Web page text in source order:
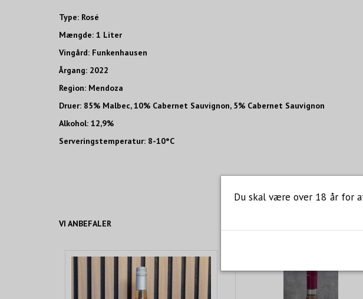
Type: Rosé
Mængde: 1 Liter
Vingård: Funkenhausen
Årgang: 2022
Region: Mendoza
Druer: 85% Malbec, 10% Cabernet Sauvignon, 5% Cabernet Sauvignon
Alkohol: 12,9%
Serveringstemperatur: 8-10°C
VI ANBEFALER
Du skal være over 18 år for